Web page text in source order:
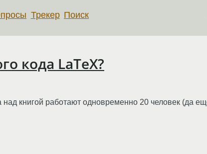
Трекер Поиск
кода LaTeX?
над книгой работают одновременно 20 человек (да